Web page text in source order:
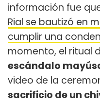
información fue
Rial se bautizó en
cumplir una
momento, el ritual
escándalo
video de la
sacrificio de un